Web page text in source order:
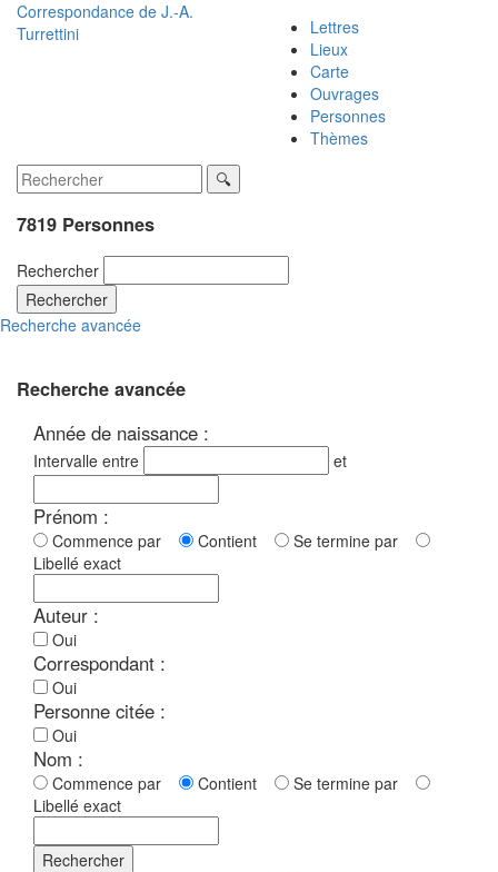
Correspondance de J.-A.
Turrettini
Lettres
Lieux
Carte
Ouvrages
Personnes
Thèmes
7819 Personnes
Rechercher
Rechercher
Recherche avancée
Recherche avancée
Année de naissance :
Intervalle entre et
Prénom :
Commence par Contient
Se termine par
Libellé exact
Auteur :
Oui
Correspondant :
Oui
Personne citée :
Oui
Nom :
Commence par Contient
Se termine par
Libellé exact
Rechercher